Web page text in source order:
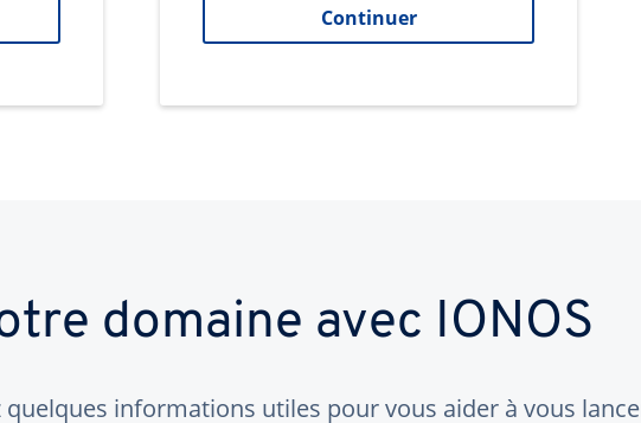
Continuer
domaine avec IONOS
quelques informations utiles pour vous aider à vous